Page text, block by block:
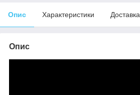
Опис Характеристики Доставка
Опис